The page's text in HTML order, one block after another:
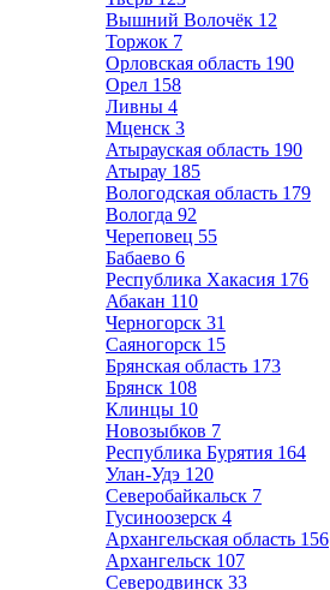
Вышний Волочёк 12
Торжок 7
Орловская область 190
Орел 158
Ливны 4
Мценск 3
Атырауская область 190
Атырау 185
Вологодская область 179
Вологда 92
Череповец 55
Бабаево 6
Республика Хакасия 176
Абакан 110
Черногорск 31
Саяногорск 15
Брянская область 173
Брянск 108
Клинцы 10
Новозыбков 7
Республика Бурятия 164
Улан-Удэ 120
Северобайкальск 7
Гусиноозерск 4
Архангельская область 156
Архангельск 107
Северодвинск 33